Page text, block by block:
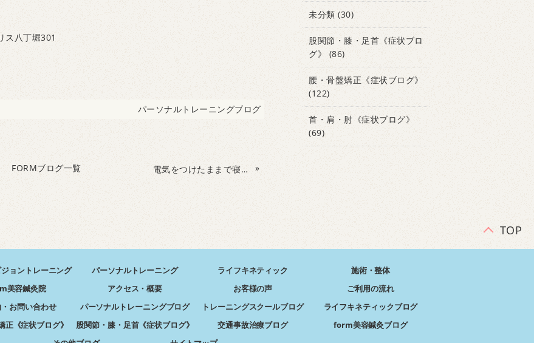
八丁堀301
パーソナルトレーニングブログ
FORMブログ一覧 電気をつけたままで寝る？真っ暗で寝る？適切な環境で寝れていますか？ »
未分類 (30)
股関節・膝・足首《症状ブロ
グ》
(86)
腰・骨盤矯正《症状ブログ》
(122)
首・肩・肘《症状ブログ》
(69)
TOP
ョントレーニング パーソナルトレーニング ライフキネティック
施術・整体
美容鍼灸院 アクセス・概要 お客様の声
ご利用の流れ
お問い合わせ パーソナルトレーニングブログ トレーニングスクールブログ
ライフキネティックブログ
正《症状ブログ》 股関節・膝・足首《症状ブログ》 交通事故治療ブログ
form美容鍼灸ブログ